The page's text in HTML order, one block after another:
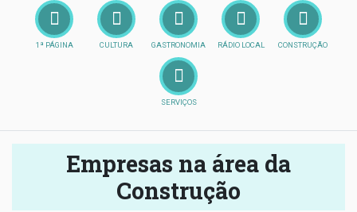
1ª PÁGINA CULTURA GASTRONOMIA RÁDIO LOCAL CONSTRUÇÃO
SERVIÇOS
Empresas na área da
Construção